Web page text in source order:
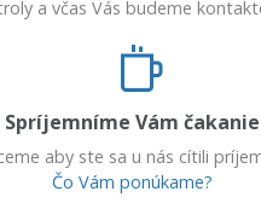
a včas Vás budeme
Spríjemníme Vám čakanie
aby ste sa u nás cítili
Čo Vám ponúkame?